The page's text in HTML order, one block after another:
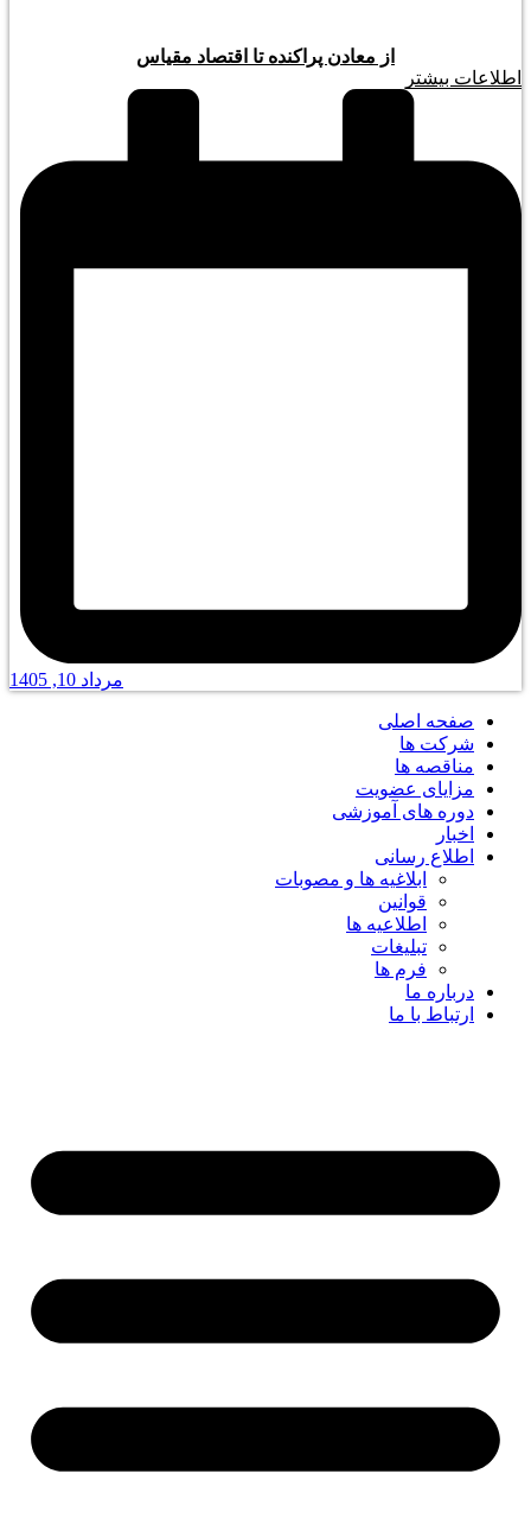
از معادن پراکنده تا اقتصاد مقیاس
اطلاعات بیشتر
مرداد 10, 1405
صفحه اصلی
شرکت ها
مناقصه ها
مزایای عضویت
دوره های آموزشی
اخبار
اطلاع رسانی
ابلاغیه ها و مصوبات
قوانین
اطلاعیه ها
تبلیغات
فرم ها
درباره ما
ارتباط با ما